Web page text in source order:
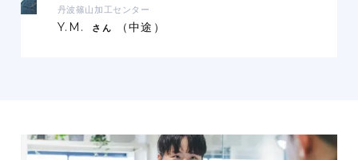
丹波篠山加工センター
Y.M. さん （中途）